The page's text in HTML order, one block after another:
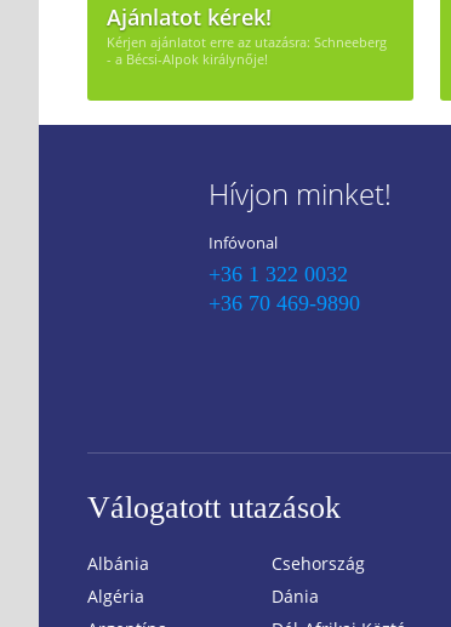
Ajánlatot kérek!
Kérjen ajánlatot erre az utazásra: Schneeberg
- a Bécsi-Alpok királynője!
Hívjon minket!
Infóvonal
+36 1 322 0032
+36 70 469-9890
Válogatott utazások
Albánia
Algéria
Csehország
Dánia